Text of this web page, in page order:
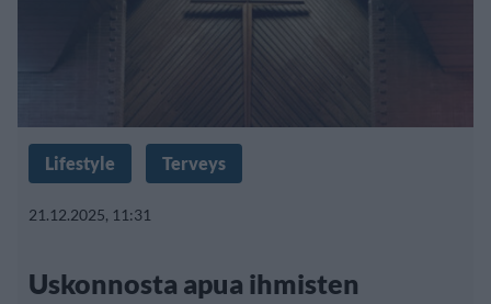
Lifestyle Terveys
21.12.2025, 11:31
Uskonnosta apua ihmisten